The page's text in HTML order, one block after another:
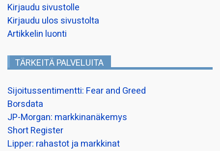
Kirjaudu sivustolle
Kirjaudu ulos sivustolta
Artikkelin luonti
TÄRKEITÄ PALVELUITA
Sijoitussentimentti: Fear and Greed
Borsdata
JP-Morgan: markkinanäkemys
Short Register
Lipper: rahastot ja markkinat